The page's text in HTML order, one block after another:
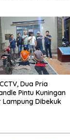
Dua Pria
Pintu Kuningan
Lampung Dibekuk